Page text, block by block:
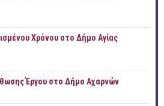
Χρόνου στο Δήμο Αγίας
Έργου στο Δήμο Αχαρνών